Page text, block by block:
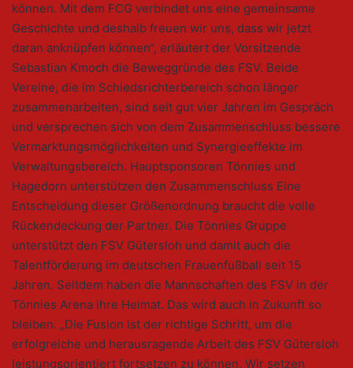
können. Mit dem FCG verbindet uns eine gemeinsame
Geschichte und deshalb freuen wir uns, dass wir jetzt
daran anknüpfen können“, erläutert der Vorsitzende
Sebastian Kmoch die Beweggründe des FSV. Beide
Vereine, die im Schiedsrichterbereich schon länger
zusammenarbeiten, sind seit gut vier Jahren im Gespräch
und versprechen sich von dem Zusammenschluss bessere
Vermarktungsmöglichkeiten und Synergieeffekte im
Verwaltungsbereich. Hauptsponsoren Tönnies und
Hagedorn unterstützen den Zusammenschluss Eine
Entscheidung dieser Größenordnung braucht die volle
Rückendeckung der Partner. Die Tönnies Gruppe
unterstützt den FSV Gütersloh und damit auch die
Talentförderung im deutschen Frauenfußball seit 15
Jahren. Seitdem haben die Mannschaften des FSV in der
Tönnies Arena ihre Heimat. Das wird auch in Zukunft so
bleiben. „Die Fusion ist der richtige Schritt, um die
erfolgreiche und herausragende Arbeit des FSV Gütersloh
leistungsorientiert fortsetzen zu können. Wir setzen